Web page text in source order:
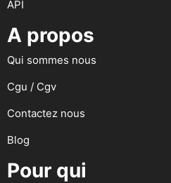
API
A propos
Qui sommes nous
Cgu / Cgv
Contactez nous
Blog
Pour qui